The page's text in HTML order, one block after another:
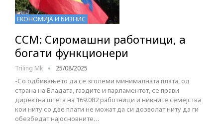
ЕКОНОМИЈА И БИЗНИС
ССМ: Сиромашни работници, а
богати функционери
Triling Mk 25/08/2025
-Со одбивањето да се зголеми минималната плата, од
страна на Владата, газдите и парламентот, се прави
директна штета на 169.082 работници и нивните семејства
кои ниту со две плати не можат да си дозволат ниту да ги
обезбедат најосновните…